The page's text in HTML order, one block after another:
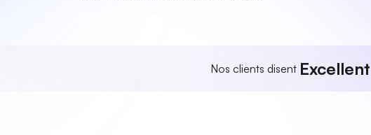
Nos clients disent Excellent